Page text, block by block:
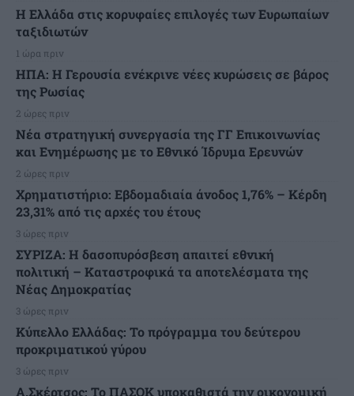
Η Ελλάδα στις κορυφαίες επιλογές των Ευρωπαίων
ταξιδιωτών
1 ώρα πριν
ΗΠΑ: Η Γερουσία ενέκρινε νέες κυρώσεις σε βάρος
της Ρωσίας
2 ώρες πριν
Νέα στρατηγική συνεργασία της ΓΓ Επικοινωνίας
και Ενημέρωσης με το Εθνικό Ίδρυμα Ερευνών
2 ώρες πριν
Χρηματιστήριο: Εβδομαδιαία άνοδος 1,76% – Κέρδη
23,31% από τις αρχές του έτους
3 ώρες πριν
ΣΥΡΙΖΑ: Η δασοπυρόσβεση απαιτεί εθνική
πολιτική – Καταστροφικά τα αποτελέσματα της
Νέας Δημοκρατίας
3 ώρες πριν
Κύπελλο Ελλάδας: Το πρόγραμμα του δεύτερου
προκριματικού γύρου
3 ώρες πριν
Α.Σκέρτσος: Το ΠΑΣΟΚ υποκαθιστά την οικονομική